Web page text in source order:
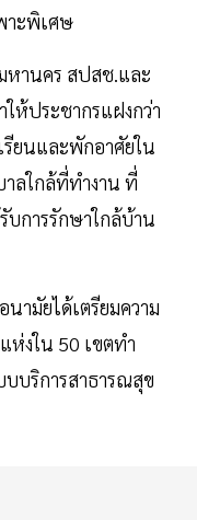
าะพิเศษ
หานคร สปสช.และ
ห้ประชากรแฝงกว่า
ยนและพักอาศัยใน
ลใกล้ที่ทำงาน ที่
บการรักษาใกล้บ้าน
ามัยได้เตรียมความ
ห่งใน 50 เขตทำ
บริการสาธารณสุข